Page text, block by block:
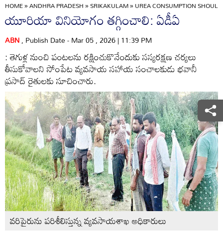
HOME»ANDHRA PRADESH»SRIKAKULAM»UREA CONSUMPTION
యూరియా వినియోగం తగ్గించాలి: ఏడీఏ
ABN, Publish Date - Mar 05 , 2026 | 11:39 PM
: తెగుళ్ల నుంచి పంటలను రక్షించుకొనేందుకు సస్యరక్షణ చర్యలు
తీసుకోవాలని సోంపేట వ్యవసాయ సహాయ సంచాలకుడు భవానీ
ప్రసాద్‌ రైతులకు సూచించారు.
వరిపైరును పరిశీలిస్తున్న వ్యవసాయశాఖ అధికారులు